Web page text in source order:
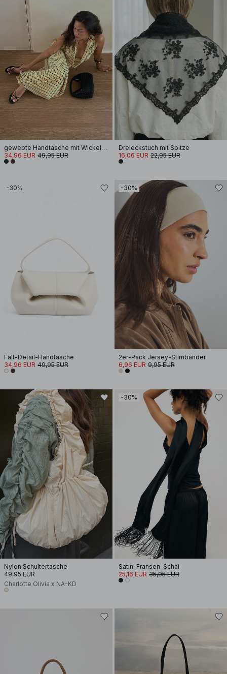
gewebte Handtasche mit Wickelgriff
34,96 EUR 49,95 EUR
Dreieckstuch mit Spitze
16,06 EUR 22,95 EUR
-30%
Falt-Detail-Handtasche
34,96 EUR 49,95 EUR
-30%
2er-Pack Jersey-Stirnbänder
6,96 EUR 9,95 EUR
Nylon Schultertasche
49,95 EUR
Charlotte Olivia x NA-KD
-30%
Satin-Fransen-Schal
25,16 EUR 35,95 EUR